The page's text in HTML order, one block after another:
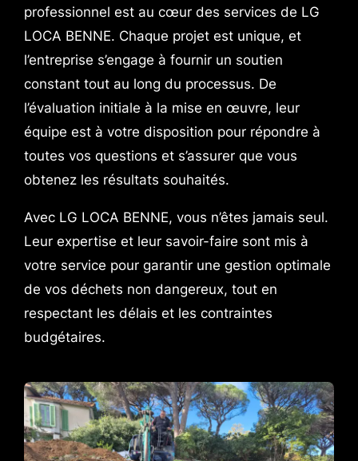
professionnel est au cœur des services de LG
LOCA BENNE. Chaque projet est unique, et
l’entreprise s’engage à fournir un soutien
constant tout au long du processus. De
l’évaluation initiale à la mise en œuvre, leur
équipe est à votre disposition pour répondre à
toutes vos questions et s’assurer que vous
obtenez les résultats souhaités.
Avec LG LOCA BENNE, vous n’êtes jamais seul.
Leur expertise et leur savoir-faire sont mis à
votre service pour garantir une gestion optimale
de vos déchets non dangereux, tout en
respectant les délais et les contraintes
budgétaires.